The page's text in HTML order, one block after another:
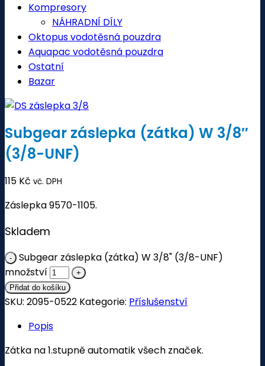
Kompresory
NÁHRADNÍ DÍLY
Oktopus vodotěsná pouzdra
Aquapac vodotěsná pouzdra
Ostatní
Bazar
Subgear záslepka (zátka) W 3/8″
(3/8-UNF)
115 Kč vč. DPH
Záslepka 9570-1105.
Skladem
Subgear záslepka (zátka) W 3/8" (3/8-UNF)
množství
Přidat do košíku
SKU: 2095-0522 Kategorie: Příslušenství
Popis
Zátka na 1.stupně automatik všech značek.